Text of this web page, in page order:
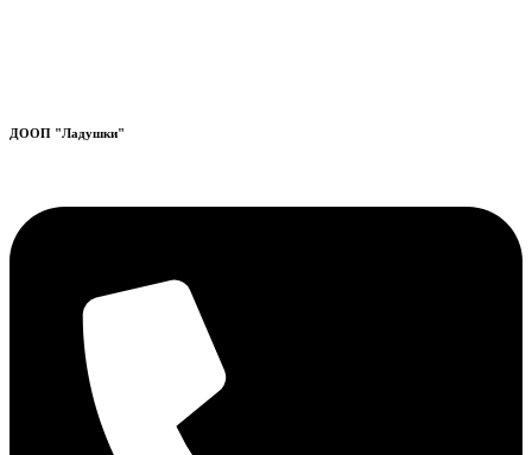
ДООП "Ладушки"